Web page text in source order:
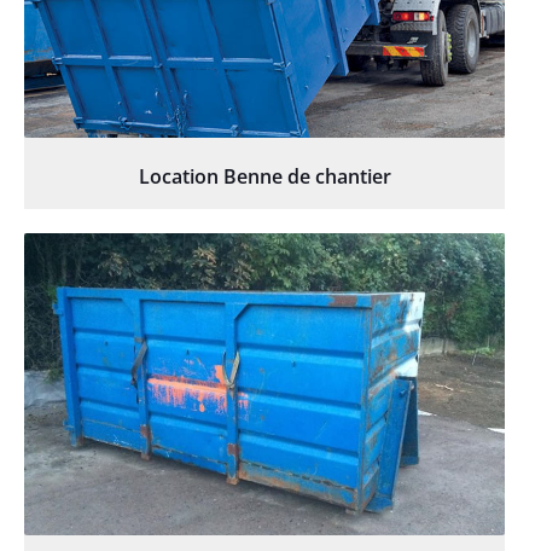
Location Benne de chantier